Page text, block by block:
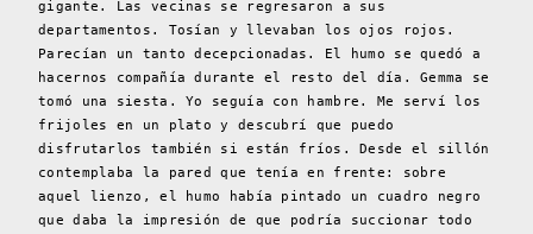
gigante. Las vecinas se regresaron a sus
departamentos. Tosían y llevaban los ojos rojos.
Parecían un tanto decepcionadas. El humo se quedó a
hacernos compañía durante el resto del día. Gemma se
tomó una siesta. Yo seguía con hambre. Me serví los
frijoles en un plato y descubrí que puedo
disfrutarlos también si están fríos. Desde el sillón
contemplaba la pared que tenía en frente: sobre
aquel lienzo, el humo había pintado un cuadro negro
que daba la impresión de que podría succionar todo